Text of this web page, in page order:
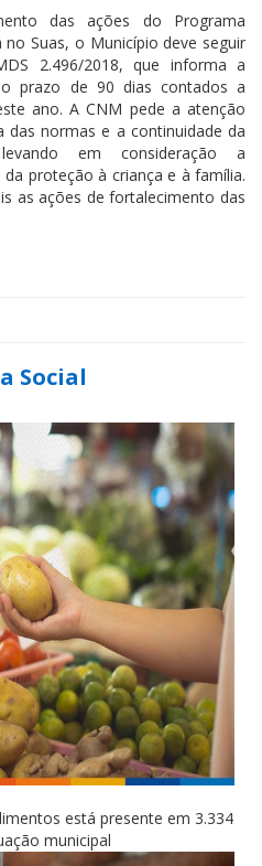
das ações do Programa
no Suas, o Município deve seguir
2.496/2018, que informa a
prazo de 90 dias contados a
ano. A CNM pede a atenção
das normas e a continuidade da
em consideração a
proteção à criança e à família.
as ações de fortalecimento das
Social
está presente em 3.334
municipal